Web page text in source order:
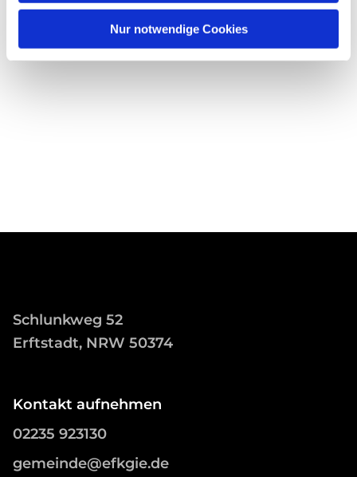
Nur notwendige Cookies
Schlunkweg 52
Erftstadt, NRW 50374
Kontakt aufnehmen
02235 923130
gemeinde@efkgie.de